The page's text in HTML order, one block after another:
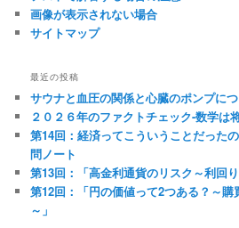
画像が表示されない場合
サイトマップ
最近の投稿
サウナと血圧の関係と心臓のポンプに
２０２６年のファクトチェック-数学は
第14回：経済ってこういうことだった
問ノート
第13回：「高金利通貨のリスク～利回
第12回：「円の価値って2つある？～
～」